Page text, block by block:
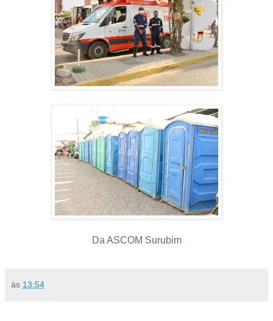
Da ASCOM Surubim
às 13:54